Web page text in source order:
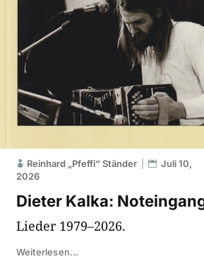
Dieter Kalka:
Reinhard „Pfeffi“ Ständer
Juli 10,
2026
Lieder 1979–2026.
Weiterlesen...